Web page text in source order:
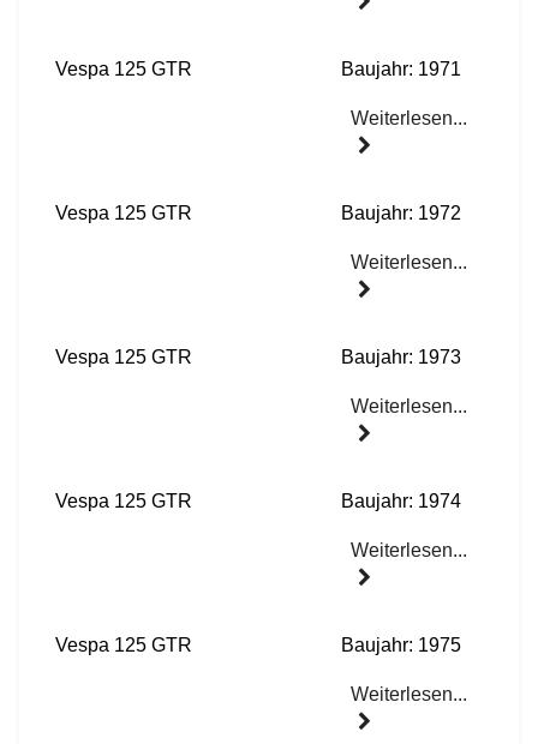
Vespa 125 GTR Baujahr: 1971
Weiterlesen...
Vespa 125 GTR Baujahr: 1972
Weiterlesen...
Vespa 125 GTR Baujahr: 1973
Weiterlesen...
Vespa 125 GTR Baujahr: 1974
Weiterlesen...
Vespa 125 GTR Baujahr: 1975
Weiterlesen...